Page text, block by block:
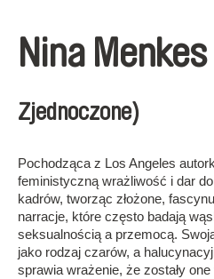
Nina Menkes
Zjednoczone)
Pochodząca z Los Angeles
feministyczną wrażliwość i dar
kadrów, tworząc złożone,
narracje, które często badają
seksualnością a przemocą.
jako rodzaj czarów, a
sprawia wrażenie, że zostały